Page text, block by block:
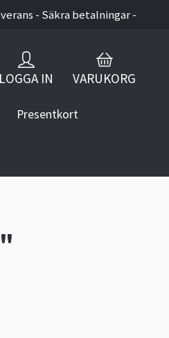
- Säkra betalningar -
LOGGA IN VARUKORG
Presentkort